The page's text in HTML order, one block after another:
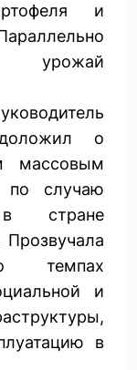
и
урожай
о
массовым
по случаю
стране
Прозвучала
темпах
и
в